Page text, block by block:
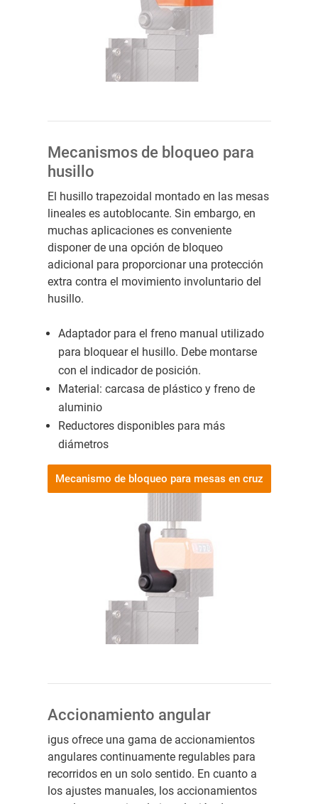
Mecanismos de bloqueo para
husillo
El husillo trapezoidal montado en las mesas
lineales es autoblocante. Sin embargo, en
muchas aplicaciones es conveniente
disponer de una opción de bloqueo
adicional para proporcionar una protección
extra contra el movimiento involuntario del
husillo.
Adaptador para el freno manual utilizado
para bloquear el husillo. Debe montarse
con el indicador de posición.
Material: carcasa de plástico y freno de
aluminio
Reductores disponibles para más
diámetros
Mecanismo de bloqueo para mesas en cruz
Accionamiento angular
igus ofrece una gama de accionamientos
angulares continuamente regulables para
recorridos en un solo sentido. En cuanto a
los ajustes manuales, los accionamientos